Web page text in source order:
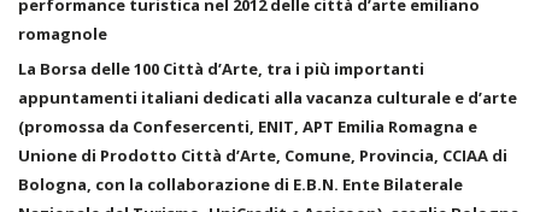
performance turistica nel 2012 delle città d’arte emiliano
romagnole
La Borsa delle 100 Città d’Arte, tra i più importanti
appuntamenti italiani dedicati alla vacanza culturale e d’arte
(promossa da Confesercenti, ENIT, APT Emilia Romagna e
Unione di Prodotto Città d’Arte, Comune, Provincia, CCIAA di
Bologna, con la collaborazione di E.B.N. Ente Bilaterale